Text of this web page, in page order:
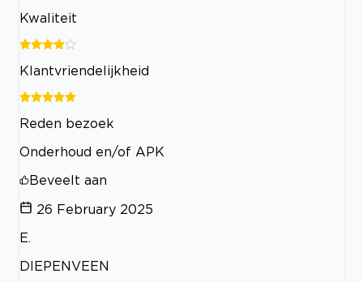
Kwaliteit
Klantvriendelijkheid
Reden bezoek
Onderhoud en/of APK
Beveelt aan
26 February 2025
E.
DIEPENVEEN